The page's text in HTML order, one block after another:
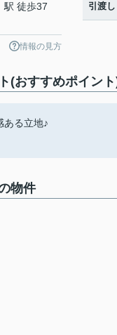
駅 徒歩37
情報の見方
引渡し
(おすすめポイン
る立地♪
物件